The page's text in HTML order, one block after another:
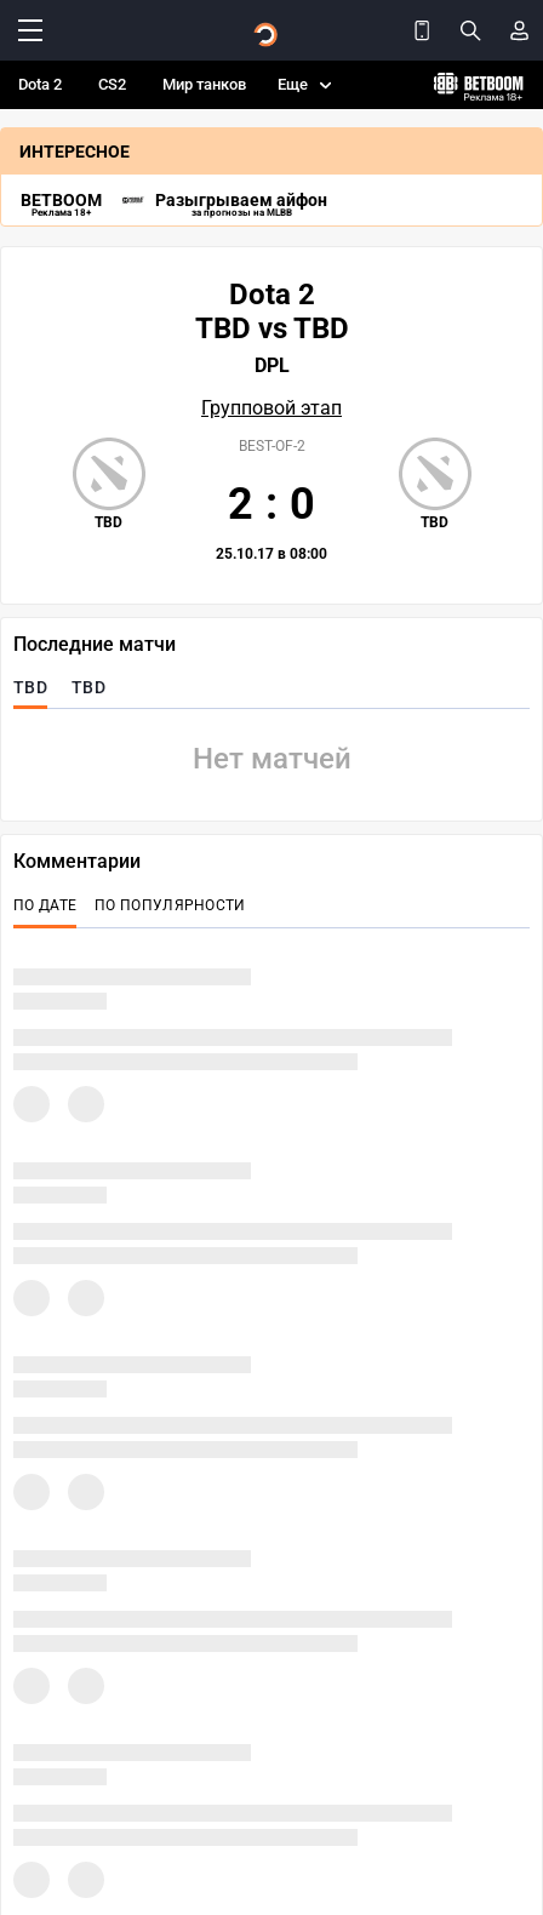
Dota 2 CS2 Мир танков Еще
ИНТЕРЕСНОЕ
BETBOOM
Реклама 18+
Разыгрываем айфон
за прогнозы на MLBB
Dota 2
TBD vs TBD
DPL
Групповой этап
TBD TBD
BEST-OF-2
2 : 0
25.10.17 в 08:00
Последние матчи
TBD TBD
Нет матчей
Комментарии
ПО ДАТЕ ПО ПОПУЛЯРНОСТИ